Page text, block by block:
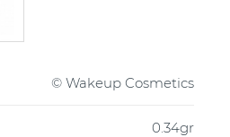
© Wakeup Cosmetics
0.34gr